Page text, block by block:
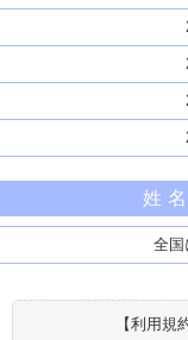
姓
全国
【利用規